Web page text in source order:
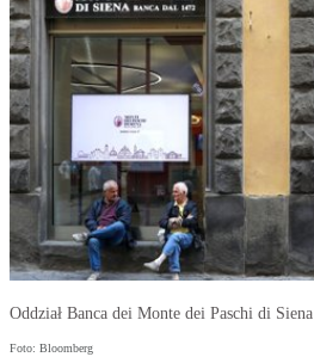
Oddział Banca dei Monte dei Paschi di Siena
Foto: Bloomberg